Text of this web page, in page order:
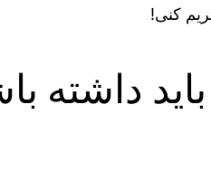
کنی!